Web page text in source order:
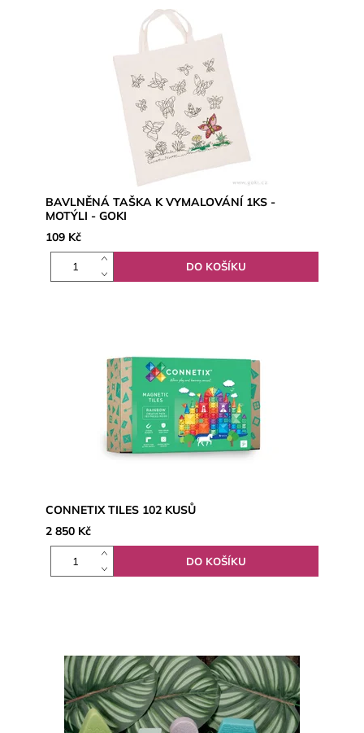
BAVLNĚNÁ TAŠKA K VYMALOVÁNÍ 1KS -
MOTÝLI - GOKI
109 Kč
CONNETIX TILES 102 KUSŮ
2 850 Kč